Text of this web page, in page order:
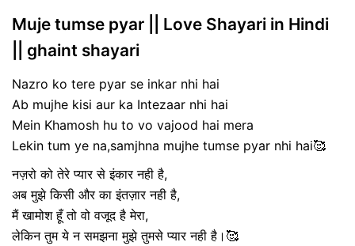
Muje tumse pyar || Love Shayari in Hindi
|| ghaint shayari
Nazro ko tere pyar se inkar nhi hai
Ab mujhe kisi aur ka Intezaar nhi hai
Mein Khamosh hu to vo vajood hai mera
Lekin tum ye na,samjhna mujhe tumse pyar nhi hai🥰
नज़रो को तेरे प्यार से इंकार नही है,
अब मुझे किसी और का इंतज़ार नही है,
मैं खामोश हूँ तो वो वजूद है मेरा,
लेकिन तुम ये न समझना मुझे तुमसे प्यार नही है।🥰